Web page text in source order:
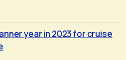
year in 2023 for cruise